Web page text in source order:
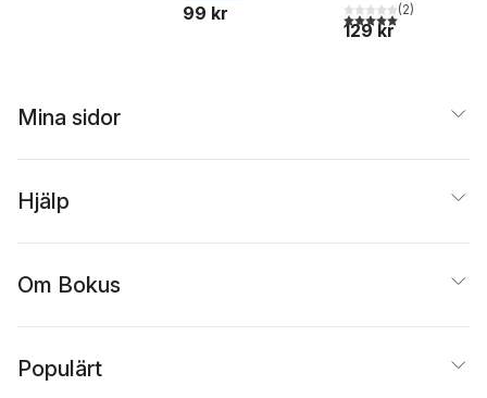
99 kr
5,0utav 5 stjärnor.
(2)
129 kr
Mina sidor
Hjälp
Om Bokus
Populärt